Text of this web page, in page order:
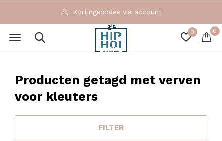
0 0
Kortingscodes via account
Producten getagd met verven
voor kleuters
FILTER